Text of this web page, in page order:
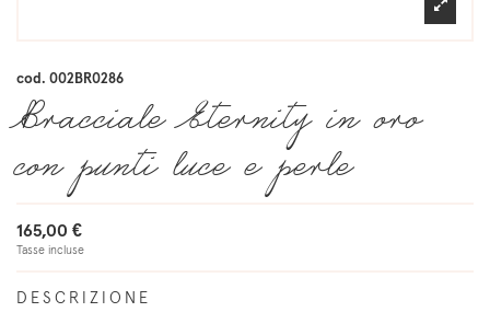
cod. 002BR0286
Bracciale Eternity in oro
con punti luce e perle
165,00 €
Tasse incluse
DESCRIZIONE